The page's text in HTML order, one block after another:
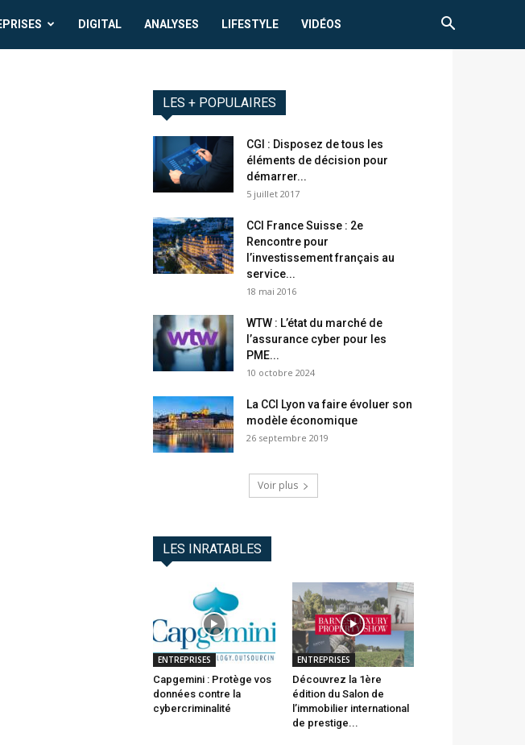
DIGITAL ANALYSES LIFESTYLE VIDÉOS
LES + POPULAIRES
CGI : Disposez de tous les
éléments de décision pour
démarrer...
5 juillet 2017
CCI France Suisse : 2e
Rencontre pour
l’investissement français au
service...
18 mai 2016
WTW : L’état du marché de
l’assurance cyber pour les
PME...
10 octobre 2024
La CCI Lyon va faire évoluer son
modèle économique
26 septembre 2019
Voir plus
LES INRATABLES
ENTREPRISES
Capgemini : Protège vos
données contre la
cybercriminalité
ENTREPRISES
Découvrez la 1ère
édition du Salon de
l’immobilier international
de prestige...